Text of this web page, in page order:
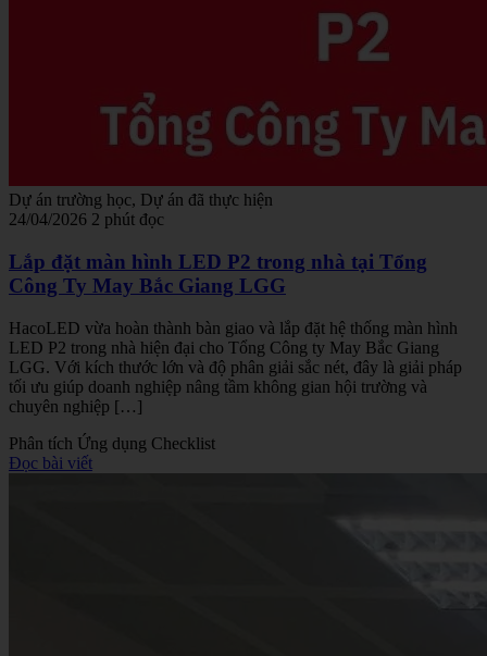
Dự án trường học, Dự án đã thực hiện
24/04/2026 2 phút đọc
Lắp đặt màn hình LED P2 trong nhà tại Tổng
Công Ty May Bắc Giang LGG
HacoLED vừa hoàn thành bàn giao và lắp đặt hệ thống màn hình
LED P2 trong nhà hiện đại cho Tổng Công ty May Bắc Giang
LGG. Với kích thước lớn và độ phân giải sắc nét, đây là giải pháp
tối ưu giúp doanh nghiệp nâng tầm không gian hội trường và
chuyên nghiệp […]
Phân tích Ứng dụng Checklist
Đọc bài viết